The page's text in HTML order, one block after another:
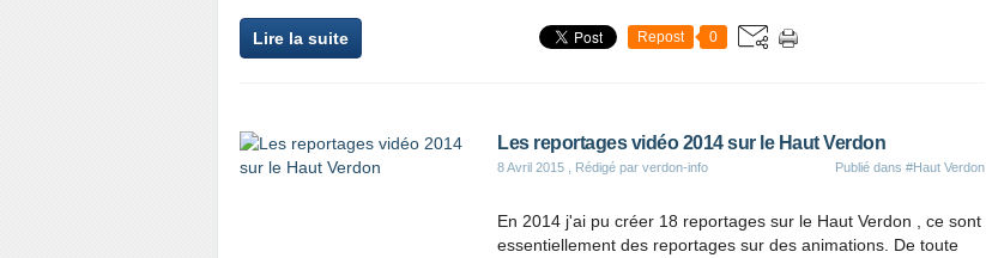
Lire la suite Repost 0
Les reportages vidéo 2014 sur le Haut Verdon
8 Avril 2015 , Rédigé par verdon-info Publié dans #Haut Verdon
En 2014 j'ai pu créer 18 reportages sur le Haut Verdon , ce sont
essentiellement des reportages sur des animations. De toute